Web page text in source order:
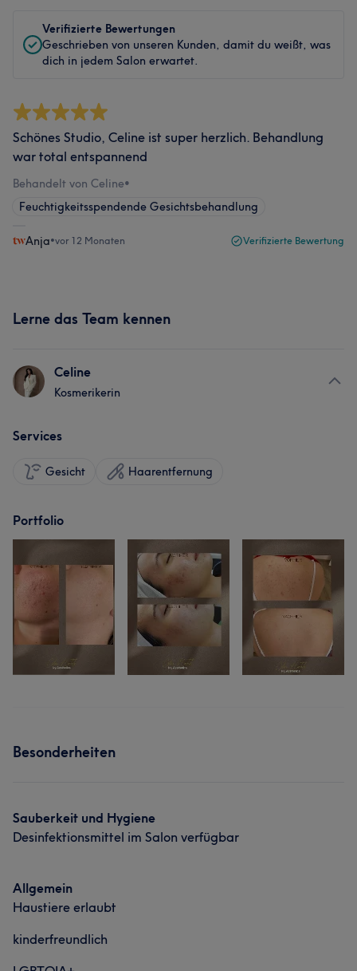
Verifizierte Bewertungen
Geschrieben von unseren Kunden, damit du weißt, was
dich in jedem Salon erwartet.
Schönes Studio, Celine ist super herzlich. Behandlung
war total entspannend
Behandelt von Celine•
Feuchtigkeitsspendende Gesichtsbehandlung
Anja•vor 12 Monaten Verifizierte Bewertung
Lerne das Team kennen
Celine
Kosmerikerin
Services
Gesicht Haarentfernung
Portfolio
Besonderheiten
Sauberkeit und Hygiene
Desinfektionsmittel im Salon verfügbar
Allgemein
Haustiere erlaubt
kinderfreundlich